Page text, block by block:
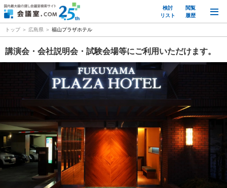
検討
リスト
閲覧
履歴
トップ 広島県 福山プラザホテル
講演会・会社説明会・試験会場等にご利用いただけます。